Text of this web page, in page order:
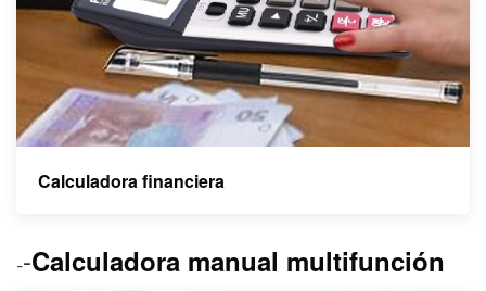
Calculadora financiera
--Calculadora manual multifunción